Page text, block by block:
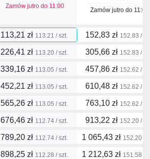
Zamów jutro do 11:00
Zamów jutro do 11:00
113,21 zł 113.21 / szt. 152,83 zł 152.83 /
226,41 zł 113.20 / szt. 305,66 zł 152.83 /
339,16 zł 113.05 / szt. 457,86 zł 152.62 /
452,21 zł 113.05 / szt. 610,48 zł 152.62 /
565,26 zł 113.05 / szt. 763,10 zł 152.62 /
676,46 zł 112.74 / szt. 913,22 zł 152.20 /
789,20 zł 112.74 / szt. 1 065,43 zł 152.20 /
898,25 zł 112.28 / szt. 1 212,63 zł 151.58 /